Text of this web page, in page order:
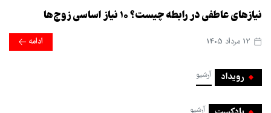
نیازهای عاطفی در رابطه چیست؟ ۱۰ نیاز اساسی زوج‌ها
ادامه
رویداد آرشیو
آرشیو